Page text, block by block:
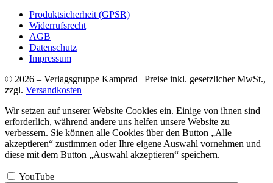
Produktsicherheit (GPSR)
Widerrufsrecht
AGB
Datenschutz
Impressum
© 2026 – Verlagsgruppe Kamprad | Preise inkl. gesetzlicher MwSt.,
zzgl. Versandkosten
Wir setzen auf unserer Website Cookies ein. Einige von ihnen sind
erforderlich, während andere uns helfen unsere Website zu
verbessern. Sie können alle Cookies über den Button „Alle
akzeptieren“ zustimmen oder Ihre eigene Auswahl vornehmen und
diese mit dem Button „Auswahl akzeptieren“ speichern.
YouTube